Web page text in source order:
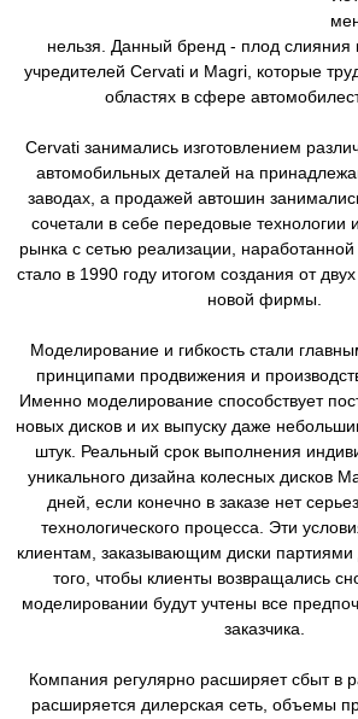
нельзя. Данный бренд - плод слияния
учредителей Cervati и Magri, которые
областях в сфере
Cervati занимались изготовлением
автомобильных деталей на
заводах, а продажей автошин
сочетали в себе передовые технологии
рынка с сетью реализации, наработанной
стало в 1990 году итогом создания от
новой фирмы.
Моделирование и гибкость стали
принципами продвижения и
Именно моделирование способствует
новых дисков и их выпуску даже
штук. Реальный срок выполнения
уникального дизайна колесных дисков
дней, если конечно в заказе нет
технологического процесса. Эти
клиентам, заказывающим диски
того, чтобы клиенты возвращались
моделировании будут учтены все
заказчика.
Компания регулярно расширяет сбыт в
расширяется дилерская сеть, объемы